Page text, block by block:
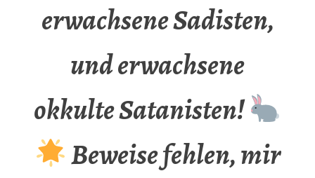
erwachsene Sadisten,
und erwachsene
okkulte Satanisten!
Beweise fehlen, mir